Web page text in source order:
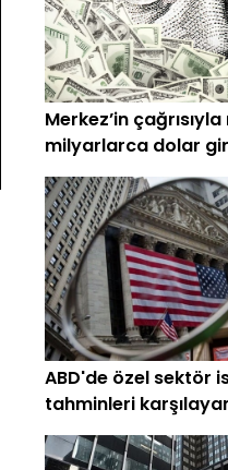
Merkez’in
milyarlarca dolar
ABD'de özel sektör
tahminleri